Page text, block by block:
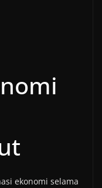
ekonomi selama